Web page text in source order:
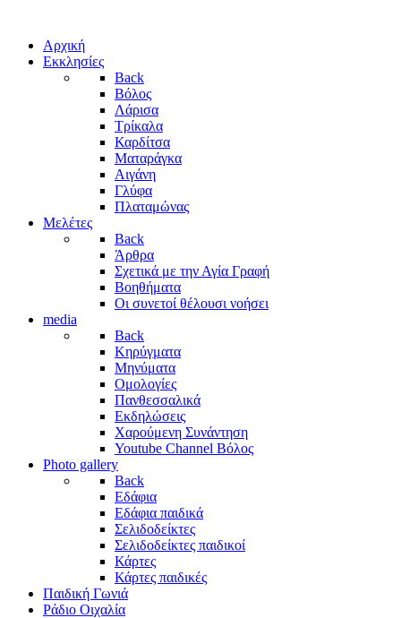
Αρχική
Εκκλησίες
Back
Βόλος
Λάρισα
Τρίκαλα
Καρδίτσα
Ματαράγκα
Αιγάνη
Γλύφα
Πλαταμώνας
Μελέτες
Back
Άρθρα
Σχετικά με την Αγία Γραφή
Βοηθήματα
Οι συνετοί θέλουσι νοήσει
media
Back
Κηρύγματα
Μηνύματα
Ομολογίες
Πανθεσσαλικά
Εκδηλώσεις
Χαρούμενη Συνάντηση
Youtube Channel Βόλος
Photo gallery
Back
Εδάφια
Εδάφια παιδικά
Σελιδοδείκτες
Σελιδοδείκτες παιδικοί
Κάρτες
Κάρτες παιδικές
Παιδική Γωνιά
Ράδιο Οιχαλία